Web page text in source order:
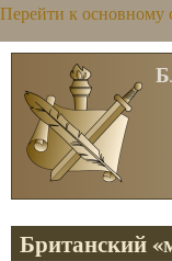
Перейти к основному
Британский